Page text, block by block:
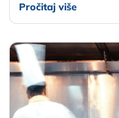
Pročitaj više